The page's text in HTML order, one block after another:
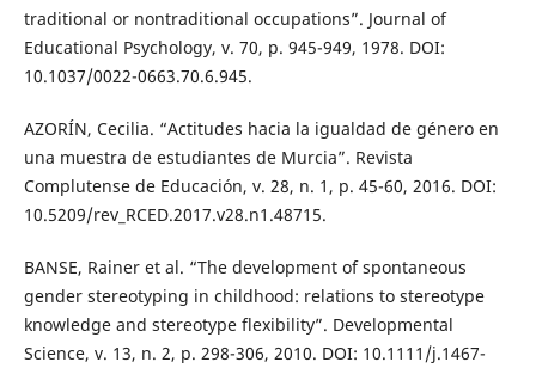
traditional or nontraditional occupations”. Journal of
Educational Psychology, v. 70, p. 945-949, 1978. DOI:
10.1037/0022-0663.70.6.945.
AZORÍN, Cecilia. “Actitudes hacia la igualdad de género en
una muestra de estudiantes de Murcia”. Revista
Complutense de Educación, v. 28, n. 1, p. 45-60, 2016. DOI:
10.5209/rev_RCED.2017.v28.n1.48715.
BANSE, Rainer et al. “The development of spontaneous
gender stereotyping in childhood: relations to stereotype
knowledge and stereotype flexibility”. Developmental
Science, v. 13, n. 2, p. 298-306, 2010. DOI: 10.1111/j.1467-